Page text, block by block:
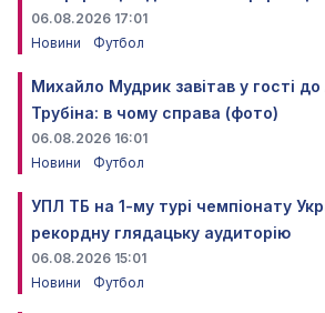
06.08.2026 17:01
Новини
Футбол
Михайло Мудрик завітав у гості до
Трубіна: в чому справа (фото)
06.08.2026 16:01
Новини
Футбол
УПЛ ТБ на 1-му турі чемпіонату
рекордну глядацьку аудиторію
06.08.2026 15:01
Новини
Футбол